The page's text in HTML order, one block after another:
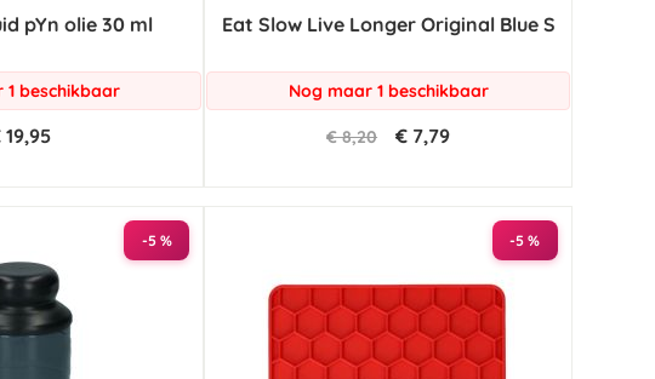
pYn olie 30 ml
1 beschikbaar
19,95
Eat Slow Live Longer Original Blue S
Nog maar 1 beschikbaar
€ 8,20 € 7,79
-5 % -5 %